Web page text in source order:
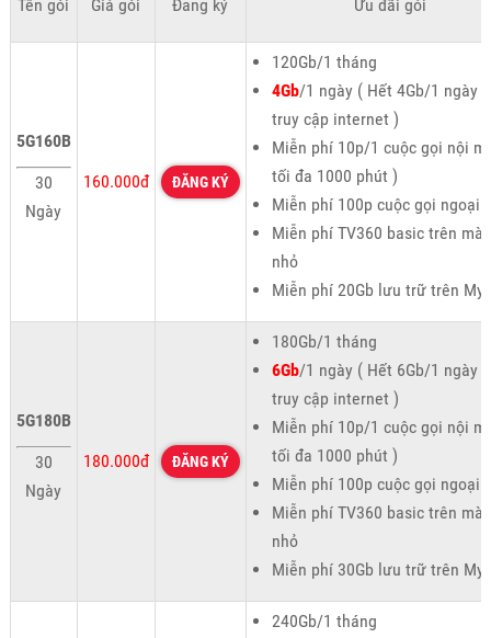
Tên gói Giá gói Đăng ký Ưu đãi gói
5G160B
30
Ngày
160.000đ ĐĂNG KÝ
120Gb/1 tháng
4Gb/1 ngày ( Hết 4Gb/1 ngày
truy cập internet )
Miễn phí 10p/1 cuộc gọi nội
tối đa 1000 phút )
Miễn phí 100p cuộc gọi ngoại
Miễn phí TV360 basic trên
nhỏ
Miễn phí 20Gb lưu trữ trên
5G180B
30
Ngày
180.000đ ĐĂNG KÝ
180Gb/1 tháng
6Gb/1 ngày ( Hết 6Gb/1 ngày
truy cập internet )
Miễn phí 10p/1 cuộc gọi nội
tối đa 1000 phút )
Miễn phí 100p cuộc gọi ngoại
Miễn phí TV360 basic trên
nhỏ
Miễn phí 30Gb lưu trữ trên
240Gb/1 tháng